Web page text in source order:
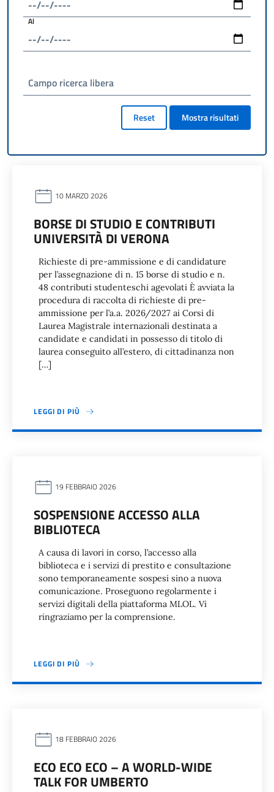
Al
Campo ricerca libera
Reset Mostra risultati
10 MARZO 2026
BORSE DI STUDIO E CONTRIBUTI
UNIVERSITÀ DI VERONA
Richieste di pre-ammissione e di candidature
per l’assegnazione di n. 15 borse di studio e n.
48 contributi studenteschi agevolati È avviata la
procedura di raccolta di richieste di pre-
ammissione per l’a.a. 2026/2027 ai Corsi di
Laurea Magistrale internazionali destinata a
candidate e candidati in possesso di titolo di
laurea conseguito all’estero, di cittadinanza non
[…]
LEGGI DI PIÙ
19 FEBBRAIO 2026
SOSPENSIONE ACCESSO ALLA
BIBLIOTECA
A causa di lavori in corso, l’accesso alla
biblioteca e i servizi di prestito e consultazione
sono temporaneamente sospesi sino a nuova
comunicazione. Proseguono regolarmente i
servizi digitali della piattaforma MLOL. Vi
ringraziamo per la comprensione.
LEGGI DI PIÙ
18 FEBBRAIO 2026
ECO ECO ECO – A WORLD-WIDE
TALK FOR UMBERTO